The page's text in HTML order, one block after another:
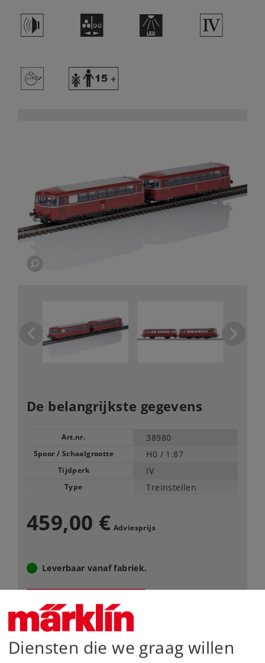
h N + 4
> Y
De belangrijkste gegevens
Art.nr. 38980
Spoor / Schaalgrootte H0 / 1:87
Tijdperk IV
Type Treinstellen
459,00 € Adviesprijs
Leverbaar vanaf fabriek.
Webwinkel
Dealer zoeken
Diensten die we graag willen